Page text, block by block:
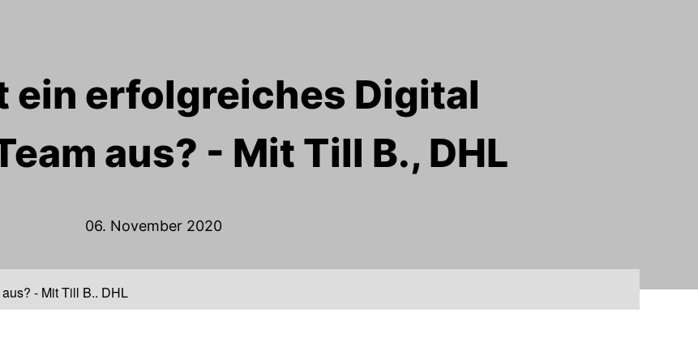
ein erfolgreiches Digital
aus? - Mit Till B., DHL
06. November 2020
- Mit Till B., DHL